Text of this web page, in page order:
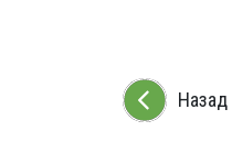
Назад